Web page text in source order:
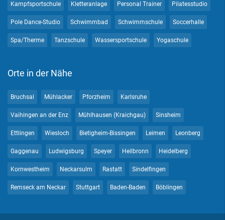
Kampfsportschule Kletteranlage Personal Trainer Pilatesstudio
Pole Dance-Studio Schwimmbad Schwimmschule Soccerhalle
Spa/Therme Tanzschule Wassersportschule Yogaschule
Orte in der Nähe
Bruchsal Mühlacker Pforzheim Karlsruhe
Vaihingen an der Enz Mühlhausen (Kraichgau) Sinsheim
Ettlingen Wiesloch Bietigheim-Bissingen Leimen Leonberg
Gaggenau Ludwigsburg Speyer Heilbronn Heidelberg
Kornwestheim Neckarsulm Rastatt Sindelfingen
Remseck am Neckar Stuttgart Baden-Baden Böblingen